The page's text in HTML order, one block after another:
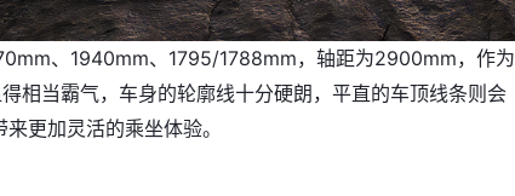
、1940mm、1795/1788mm，轴距为2900mm，作为
相当霸气，车身的轮廓线十分硬朗，平直的车顶线条则会
更加灵活的乘坐体验。